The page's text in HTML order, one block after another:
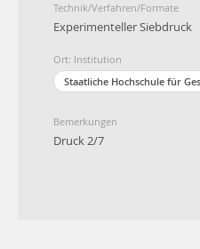
Technik/Verfahren/Formate
Experimenteller Siebdruck
Ort: Institution
Staatliche Hochschule für
Bemerkungen
Druck 2/7